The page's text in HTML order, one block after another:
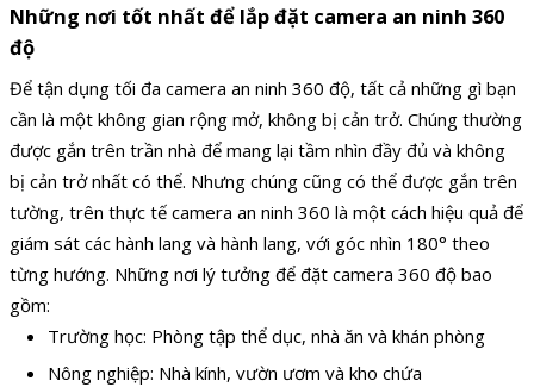
Những nơi tốt nhất để lắp đặt camera an ninh 360
độ
Để tận dụng tối đa camera an ninh 360 độ, tất cả những gì bạn
cần là một không gian rộng mở, không bị cản trở. Chúng thường
được gắn trên trần nhà để mang lại tầm nhìn đầy đủ và không
bị cản trở nhất có thể. Nhưng chúng cũng có thể được gắn trên
tường, trên thực tế camera an ninh 360 là một cách hiệu quả để
giám sát các hành lang và hành lang, với góc nhìn 180° theo
từng hướng. Những nơi lý tưởng để đặt camera 360 độ bao
gồm:
Trường học: Phòng tập thể dục, nhà ăn và khán phòng
Nông nghiệp: Nhà kính, vườn ươm và kho chứa